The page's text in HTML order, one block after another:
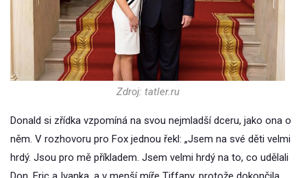
Zdroj: tatler.ru
Donald si zřídka vzpomíná na svou nejmladší dceru, jako ona o
něm. V rozhovoru pro Fox jednou řekl: „Jsem na své děti velmi
hrdý. Jsou pro mě příkladem. Jsem velmi hrdý na to, co udělali